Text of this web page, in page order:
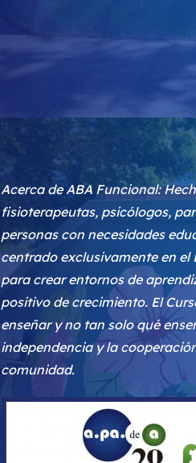
Acerca de ABA Funcional:
fisioterapeutas, psicólogos,
personas con necesidades
centrado exclusivamente en
para crear entornos de
positivo de crecimiento. El
enseñar y no tan solo qué
independencia y la
comunidad.